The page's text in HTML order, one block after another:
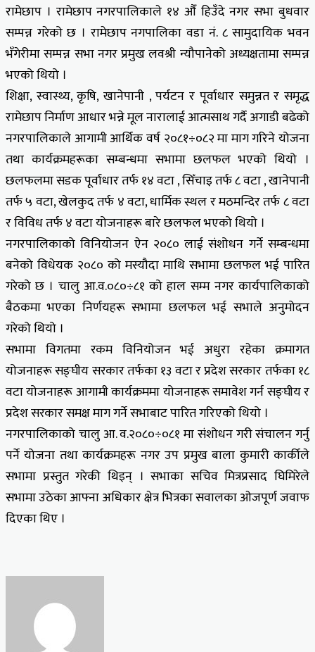
रामेछाप । रामेछाप नगरपालिकाले १४ औँ हिउँदे नगर सभा बुधवार
सम्पन्न गरेको छ । रामेछाप नगपालिका वडा नं. ८ सामुदायिक भवन
भँगेरीमा सम्पन्न सभा नगर प्रमुख लवश्री न्यौपानेको अध्यक्षतामा सम्पन्न
भएको थियो ।
शिक्षा, स्वास्थ्य, कृषि, खानेपानी , पर्यटन र पूर्वाधार समुन्नत र समृद्ध
रामेछाप निर्माण आधार भन्ने मूल नारालाई आत्मसाथ गर्दै अगाडी बढेको
नगरपालिकाले आगामी आर्थिक वर्ष २०८१÷०८२ मा माग गरिने योजना
तथा कार्यक्रमहरूका सम्बन्धमा सभामा छलफल भएको थियो ।
छलफलमा सडक पूर्वाधार तर्फ १४ वटा , सिँचाइ तर्फ ८ वटा , खानेपानी
तर्फ ५ वटा, खेलकुद तर्फ ४ वटा, धार्मिक स्थल र मठमन्दिर तर्फ ८ वटा
र विविध तर्फ ४ वटा योजनाहरू बारे छलफल भएको थियो ।
नगरपालिकाको विनियोजन ऐन २०८० लाई संशोधन गर्ने सम्बन्धमा
बनेको विधेयक २०८० को मस्यौदा माथि सभामा छलफल भई पारित
गरेको छ । चालु आ.व.०८०÷८१ को हाल सम्म नगर कार्यपालिकाको
बैठकमा भएका निर्णयहरू सभामा छलफल भई सभाले अनुमोदन
गरेको थियो ।
सभामा विगतमा रकम विनियोजन भई अधुरा रहेका क्रमागत
योजनाहरू सङ्घीय सरकार तर्फका १३ वटा र प्रदेश सरकार तर्फका १८
वटा योजनाहरू आगामी कार्यक्रममा योजनाहरू समावेश गर्न सङ्घीय र
प्रदेश सरकार समक्ष माग गर्ने सभाबाट पारित गरिएको थियो ।
नगरपालिकाको चालु आ. व.२०८०÷०८१ मा संशोधन गरी संचालन गर्नु
पर्ने योजना तथा कार्यक्रमहरू नगर उप प्रमुख बाला कुमारी कार्कीले
सभामा प्रस्तुत गरेकी थिइन् । सभाका सचिव मित्रप्रसाद घिमिरेले
सभामा उठेका आफ्ना अधिकार क्षेत्र भित्रका सवालका ओजपूर्ण जवाफ
दिएका थिए ।